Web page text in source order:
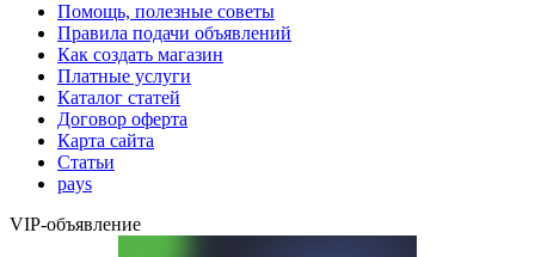
Помощь, полезные советы
Правила подачи объявлений
Как создать магазин
Платные услуги
Каталог статей
Договор оферта
Карта сайта
Статьи
pays
VIP-объявление